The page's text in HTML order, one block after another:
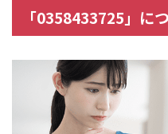
「0358433725」に